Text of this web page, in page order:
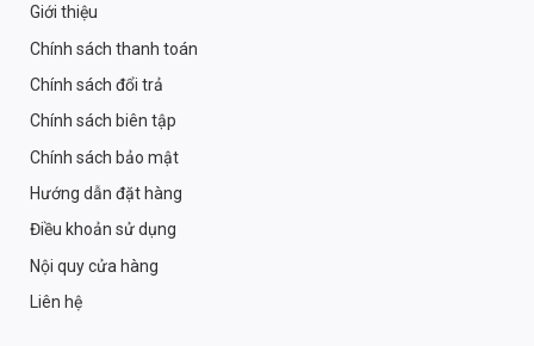
Giới thiệu
Chính sách thanh toán
Chính sách đổi trả
Chính sách biên tập
Chính sách bảo mật
Hướng dẫn đặt hàng
Điều khoản sử dụng
Nội quy cửa hàng
Liên hệ